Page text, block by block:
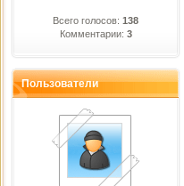
Всего голосов: 138
Комментарии: 3
Пользователи